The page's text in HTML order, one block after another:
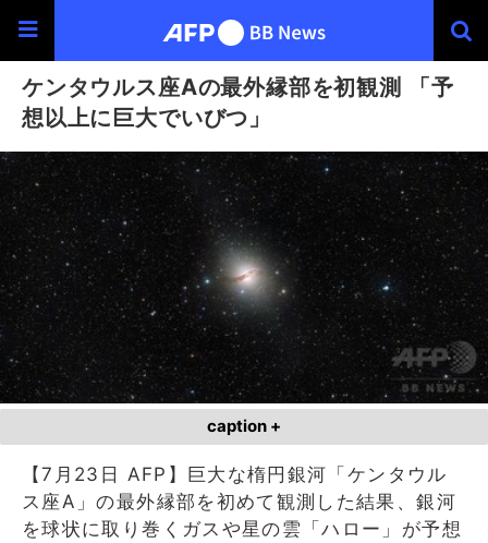
ケンタウルス座Aの最外縁部を初観測 「予
想以上に巨大でいびつ」
caption +
【7月23日 AFP】巨大な楕円銀河「ケンタウル
ス座A」の最外縁部を初めて観測した結果、銀河
を球状に取り巻くガスや星の雲「ハロー」が予想